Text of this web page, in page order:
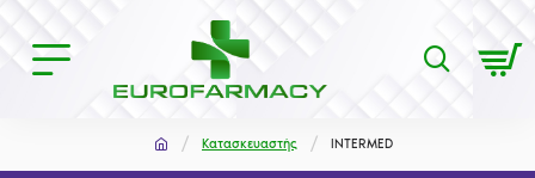
Κατασκευαστής INTERMED